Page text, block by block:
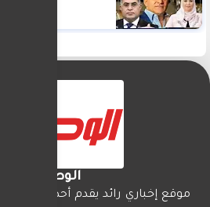
الوطن تايمز
موقع إخباري رائد يقدم أحدث الأخبار